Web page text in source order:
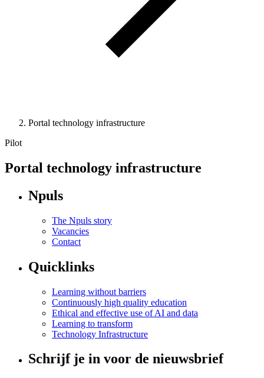
Portal technology infrastructure
Pilot
Portal technology infrastructure
Npuls
The Npuls story
Vacancies
Contact
Quicklinks
Learning without barriers
Continuously high quality education
Ethical and effective use of AI and data
Learning to transform
Technology Infrastructure
Schrijf je in voor de nieuwsbrief